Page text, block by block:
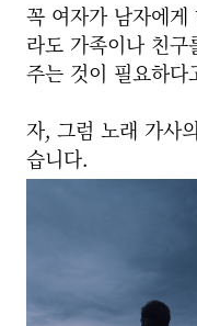
꼭 여자가 남자에
라도 가족이나 친
주는 것이 필요하다
자, 그럼 노래 가사
습니다.